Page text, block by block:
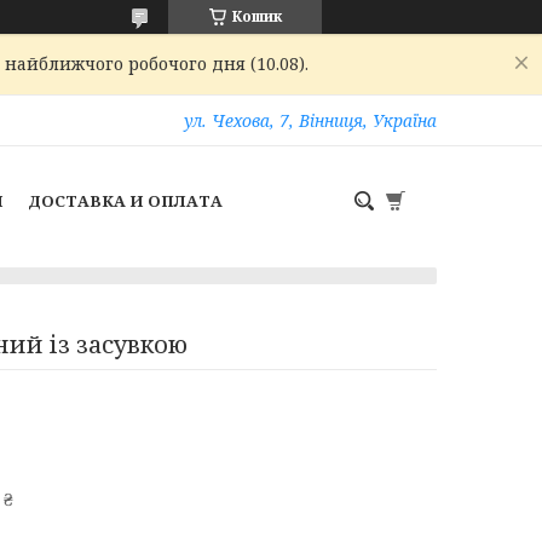
Кошик
робочого дня (10.08).
ул. Чехова, 7, Вінниця, Україна
ДОСТАВКА И ОПЛАТА
із засувкою